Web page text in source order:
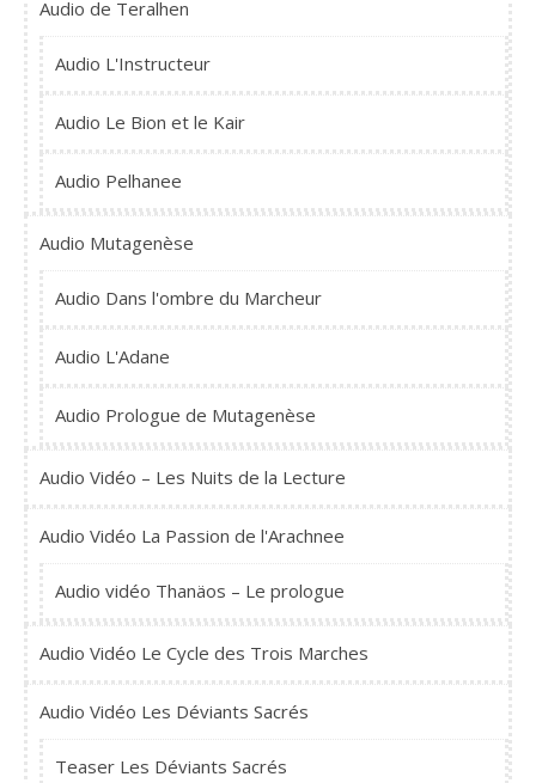
Audio de Teralhen
Audio L'Instructeur
Audio Le Bion et le Kair
Audio Pelhanee
Audio Mutagenèse
Audio Dans l'ombre du Marcheur
Audio L'Adane
Audio Prologue de Mutagenèse
Audio Vidéo – Les Nuits de la Lecture
Audio Vidéo La Passion de l'Arachnee
Audio vidéo Thanäos – Le prologue
Audio Vidéo Le Cycle des Trois Marches
Audio Vidéo Les Déviants Sacrés
Teaser Les Déviants Sacrés